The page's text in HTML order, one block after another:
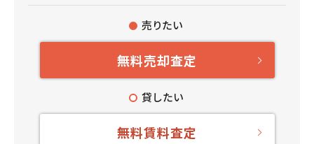
売りたい
無料売却査定
貸したい
無料賃料査定